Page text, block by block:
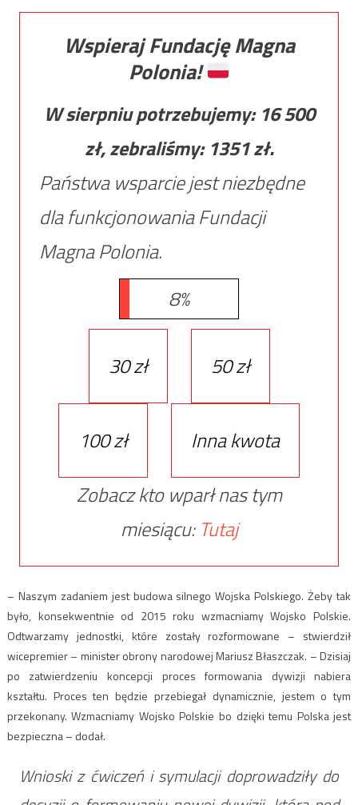
Wspieraj Fundację Magna
Polonia!
W sierpniu potrzebujemy: 16 500
zł, zebraliśmy: 1351zł.
Państwa wsparcie jest niezbędne
dla funkcjonowania Fundacji
Magna Polonia.
8%
30 zł 50 zł
100 zł
Inna kwota
Zobacz kto wparł nas tym
miesiącu: Tutaj
– Naszym zadaniem jest budowa silnego Wojska Polskiego. Żeby tak
było, konsekwentnie od 2015 roku wzmacniamy Wojsko Polskie.
Odtwarzamy jednostki, które zostały rozformowane – stwierdził
wicepremier – minister obrony narodowej Mariusz Błaszczak. – Dzisiaj
po zatwierdzeniu koncepcji proces formowania dywizji nabiera
kształtu. Proces ten będzie przebiegał dynamicznie, jestem o tym
przekonany. Wzmacniamy Wojsko Polskie bo dzięki temu Polska jest
bezpieczna – dodał.
Wnioski z ćwiczeń i symulacji doprowadziły do